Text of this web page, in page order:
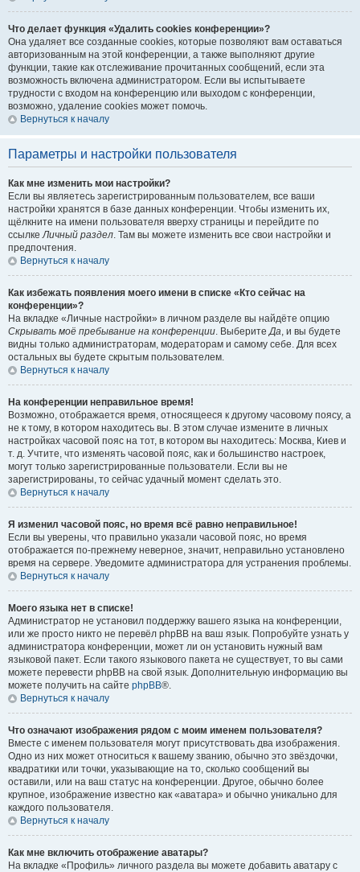
Что делает функция «Удалить cookies конференции»?
Она удаляет все созданные cookies, которые позволяют вам оставаться
авторизованным на этой конференции, а также выполняют другие
функции, такие как отслеживание прочитанных сообщений, если эта
возможность включена администратором. Если вы испытываете
трудности с входом на конференцию или выходом с конференции,
возможно, удаление cookies может помочь.
Вернуться к началу
Параметры и настройки пользователя
Как мне изменить мои настройки?
Если вы являетесь зарегистрированным пользователем, все ваши
настройки хранятся в базе данных конференции. Чтобы изменить их,
щёлкните на имени пользователя вверху страницы и перейдите по
ссылкеЛичный раздел. Там вы можете изменить все свои настройки и
предпочтения.
Вернуться к началу
Как избежать появления моего имени в списке «Кто сейчас на
конференции»?
На вкладке «Личные настройки» в личном разделе вы найдёте опцию
Скрывать моё пребывание на конференции. ВыберитеДа, и вы будете
видны только администраторам, модераторам и самому себе. Для всех
остальных вы будете скрытым пользователем.
Вернуться к началу
На конференции неправильное время!
Возможно, отображается время, относящееся к другому часовому поясу, а
не к тому, в котором находитесь вы. В этом случае измените в личных
настройках часовой пояс на тот, в котором вы находитесь: Москва, Киев и
т. д. Учтите, что изменять часовой пояс, как и большинство настроек,
могут только зарегистрированные пользователи. Если вы не
зарегистрированы, то сейчас удачный момент сделать это.
Вернуться к началу
Я изменил часовой пояс, но время всё равно неправильное!
Если вы уверены, что правильно указали часовой пояс, но время
отображается по-прежнему неверное, значит, неправильно установлено
время на сервере. Уведомите администратора для устранения проблемы.
Вернуться к началу
Моего языка нет в списке!
Администратор не установил поддержку вашего языка на конференции,
или же просто никто не перевёл phpBB на ваш язык. Попробуйте узнать у
администратора конференции, может ли он установить нужный вам
языковой пакет. Если такого языкового пакета не существует, то вы сами
можете перевести phpBB на свой язык. Дополнительную информацию вы
можете получить на сайте phpBB®.
Вернуться к началу
Что означают изображения рядом с моим именем пользователя?
Вместе с именем пользователя могут присутствовать два изображения.
Одно из них может относиться к вашему званию, обычно это звёздочки,
квадратики или точки, указывающие на то, сколько сообщений вы
оставили, или на ваш статус на конференции. Другое, обычно более
крупное, изображение известно как «аватара» и обычно уникально для
каждого пользователя.
Вернуться к началу
Как мне включить отображение аватары?
На вкладке «Профиль» личного раздела вы можете добавить аватару с